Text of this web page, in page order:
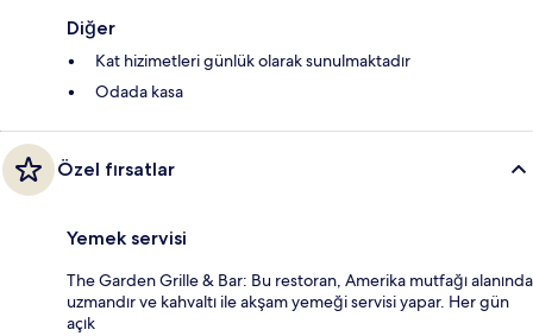
Diğer
Kat hizimetleri günlük olarak sunulmaktadır
Odada kasa
Özel fırsatlar
Yemek servisi
The Garden Grille & Bar: Bu restoran, Amerika mutfağı alanında
uzmandır ve kahvaltı ile akşam yemeği servisi yapar. Her gün
açık